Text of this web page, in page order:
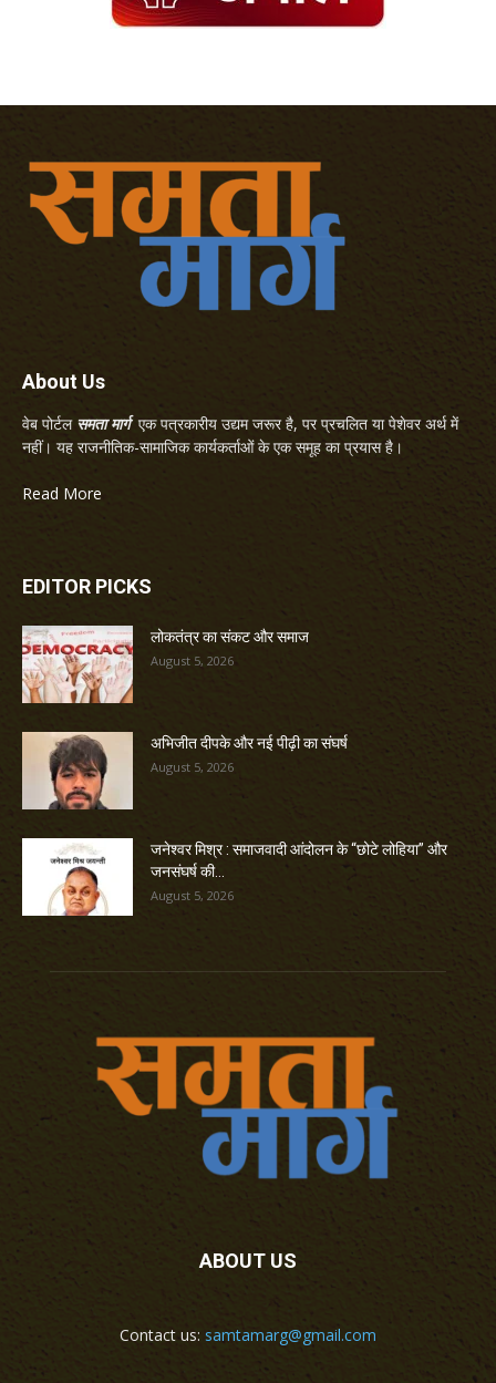
About Us
वेब पोर्टल समता मार्गएक पत्रकारीय उद्यम जरूर है, पर प्रचलित या पेशेवर अर्थ में
नहीं। यह राजनीतिक-सामाजिक कार्यकर्ताओं के एक समूह का प्रयास है।
Read More
EDITOR PICKS
लोकतंत्र का संकट और समाज
August 5, 2026
अभिजीत दीपके और नई पीढ़ी का संघर्ष
August 5, 2026
जनेश्वर मिश्र : समाजवादी आंदोलन के “छोटे लोहिया” और
जनसंघर्ष की...
August 5, 2026
ABOUT US
Contact us: samtamarg@gmail.com